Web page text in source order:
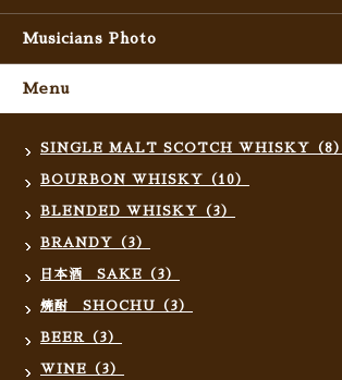
Musicians Photo
Menu
SINGLE MALT SCOTCH WHISKY（8）
BOURBON WHISKY（10）
BLENDED WHISKY（3）
BRANDY（3）
日本酒 SAKE（3）
焼酎 SHOCHU（3）
BEER（3）
WINE（3）